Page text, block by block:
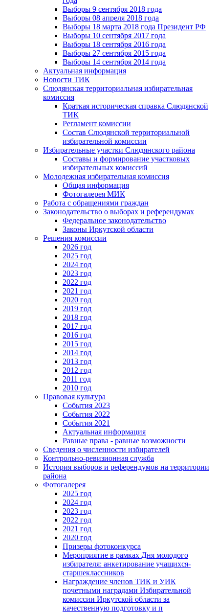
Выборы 9 сентября 2018 года
Выборы 08 апреля 2018 года
Выборы 18 марта 2018 года Президент РФ
Выборы 10 сентября 2017 года
Выборы 18 сентября 2016 года
Выборы 27 сентября 2015 года
Выборы 14 сентября 2014 года
Актуальная информация
Новости ТИК
Слюдянская территориальная избирательная
комиссия
Краткая историческая справка Слюдянской
ТИК
Регламент комиссии
Состав Слюдянской территориальной
избирательной комиссии
Избирательные участки Слюдянского района
Составы и формирование участковых
избирательных комиссий
Молодежная избирательная комиссия
Общая информация
Фотогалерея МИК
Работа с обращениями граждан
Законодательство о выборах и референдумах
Федеральное законодательство
Законы Иркутской области
Решения комиссии
2026 год
2025 год
2024 год
2023 год
2022 год
2021 год
2020 год
2019 год
2018 год
2017 год
2016 год
2015 год
2014 год
2013 год
2012 год
2011 год
2010 год
Правовая культура
События 2023
События 2022
События 2021
Актуальная информация
Равные права - равные возможности
Сведения о численности избирателей
Контрольно-ревизионная служба
История выборов и референдумов на территории
района
Фотогалерея
2025 год
2024 год
2023 год
2022 год
2021 год
2020 год
Призеры фотоконкурса
Мероприятие в рамках Дня молодого
избирателя: анкетирование учащихся-
старшеклассников
Награждение членов ТИК и УИК
почетными наградами Избирательной
комиссии Иркутской области за
качественную подготовку и п